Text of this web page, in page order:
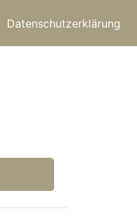
Datenschutzerklärung